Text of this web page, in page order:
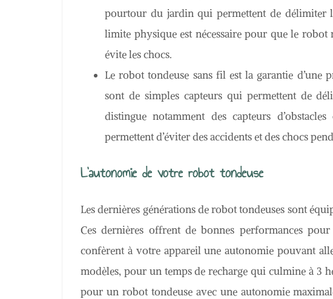
pourtour du jardin qui permettent de délimiter
limite physique est nécessaire pour que le robot
évite les chocs.
Le robot tondeuse sans fil est la garantie d’une
sont de simples capteurs qui permettent de
distingue notamment des capteurs
permettent d’éviter des accidents et des chocs
L’autonomie de votre robot tondeuse
Les dernières générations de robot tondeuses sont
Ces dernières offrent de bonnes performances
confèrent à votre appareil une autonomie pouvant
modèles, pour un temps de recharge qui culmine à 3
pour un robot tondeuse avec une autonomie